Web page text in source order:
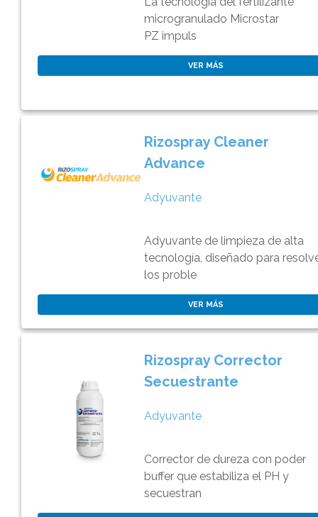
microgranulado Microstar
PZ impuls
VER MÁS
Rizospray Cleaner
Advance
Adyuvante
Adyuvante de limpieza de alta
tecnología, diseñado para
los proble
VER MÁS
Rizospray Corrector
Secuestrante
Adyuvante
Corrector de dureza con poder
buffer que estabiliza el PH y
secuestran